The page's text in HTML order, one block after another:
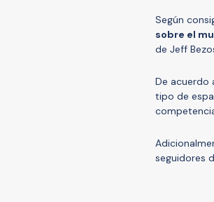
Según
sobre el
de Jeff
De acuerdo
tipo de
seguidores